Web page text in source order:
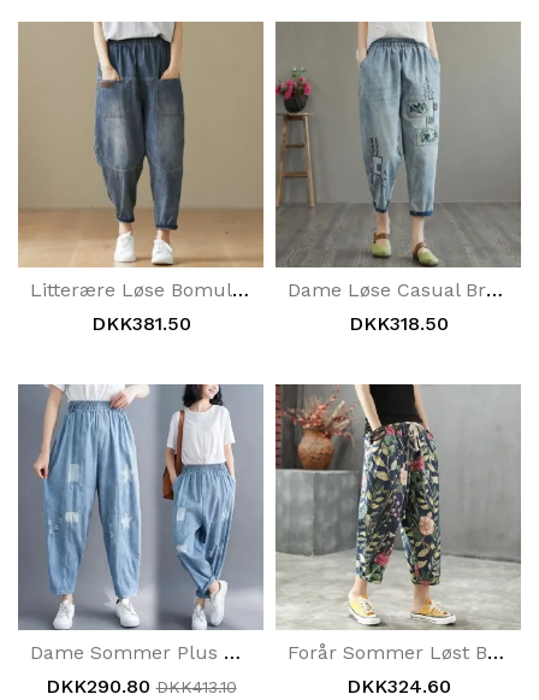
Litterære Løse Bomuldsdenimjeans
DKK381.50
Dame Løse Casual Broderi Denimbukser
DKK318.50
Dame Sommer Plus Size Tynde Denimbukser
DKK290.80 DKK413.10
Forår Sommer Løst Blomsterprint Hallen Denimbukser
DKK324.60